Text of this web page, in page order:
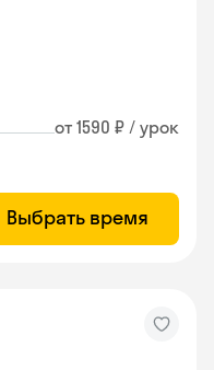
от 1590 ₽ / урок
Выбрать время